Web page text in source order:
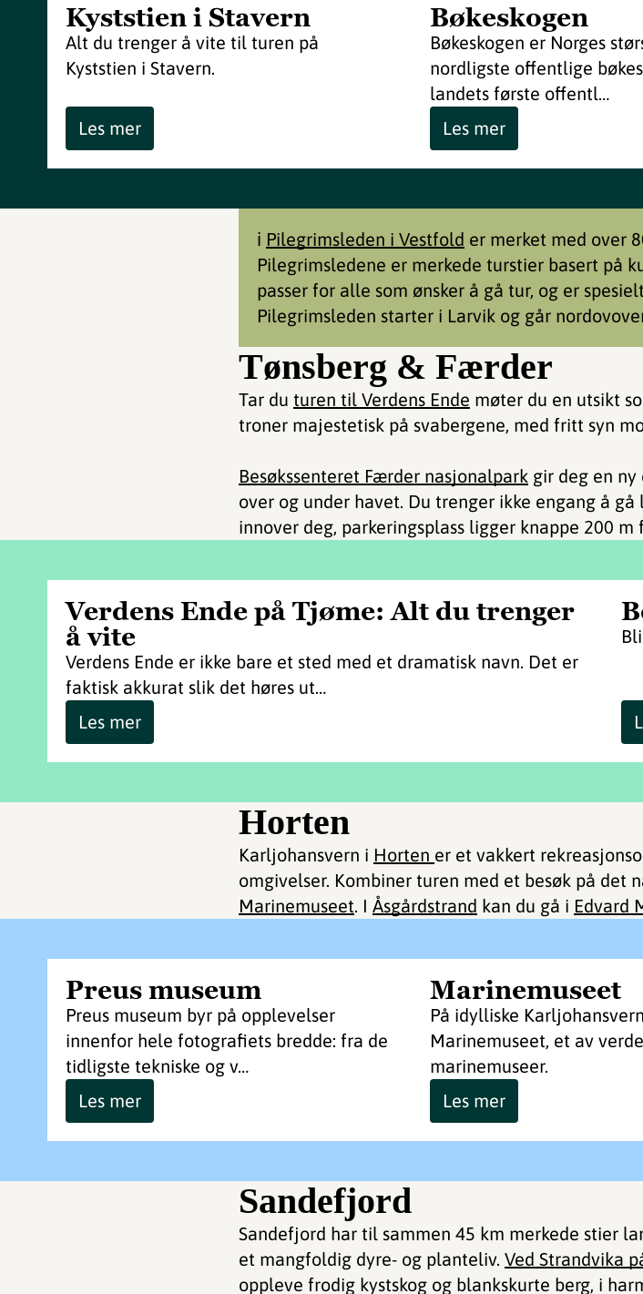
Kyststien i Stavern
Alt du trenger å vite til turen på
Kyststien i Stavern.
Les mer
Bøkeskogen
Bøkeskogen er Norges
nordligste offentlige
landets første offentl…
Les mer
ℹ️ Pilegrimsleden i Vestfold er merket med over
Pilegrimsledene er merkede turstier basert på
passer for alle som ønsker å gå tur, og er
Pilegrimsleden starter i Larvik og går
Tønsberg & Færder
Tar du turen til Verdens Ende møter du en utsikt
troner majestetisk på svabergene, med fritt syn
Besøkssenteret Færder nasjonalpark gir deg en
over og under havet. Du trenger ikke engang å
innover deg, parkeringsplass ligger knappe 200 m
Verdens Ende på Tjøme: Alt du trenger
å vite
Verdens Ende er ikke bare et sted med et dramatisk navn. Det er
faktisk akkurat slik det høres ut…
Les mer
Horten
Karljohansvern i Horten er et vakkert
omgivelser. Kombiner turen med et besøk på det
Marinemuseet. I Åsgårdstrand kan du gå i Edvard
Preus museum
Preus museum byr på opplevelser
innenfor hele fotografiets bredde: fra de
tidligste tekniske og v…
Les mer
Marinemuseet
På idylliske
Marinemuseet, et av
marinemuseer.
Les mer
Sandefjord
Sandefjord har til sammen 45 km merkede stier
et mangfoldig dyre- og planteliv. Ved Strandvika
oppleve frodig kystskog og blankskurte berg, i